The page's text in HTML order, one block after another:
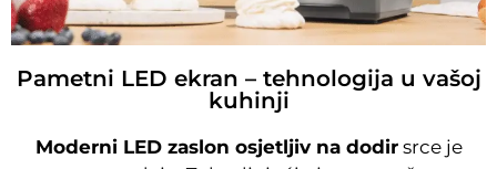
Pametni LED ekran – tehnologija u vašoj
kuhinji
Moderni LED zaslon osjetljiv na dodirsrce je